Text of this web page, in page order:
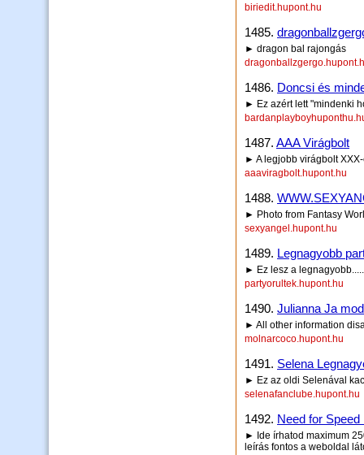
biriedit.hupont.hu
1485.
► dragon bal rajongás
1486. Doncsi és
► Ez azért lett "mindenki
1487. AAA Virágbolt
► A legjobb virágbolt
aaaviragbolt.hupont.hu
1488.
► Photo from Fantasy
sexyangel.hupont.hu
1489. Legnagyobb
► Ez lesz a legnagyobb.....
partyorultek.hupont.hu
1490. Julianna Ja
► All other information
molnarcoco.hupont.hu
1491. Selena
► Ez az oldi Selenával
selenafanclube.hupont.hu
1492. Need for
► Ide írhatod maximum
leírás fontos a weboldal